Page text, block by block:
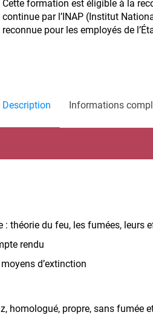
Cette formation est éligible à la
continue par l’INAP (Institut
reconnue pour les employés de
Description Informations
théorie du feu, les fumées, leurs
rendu
d’extinction
homologué, propre, sans fumée